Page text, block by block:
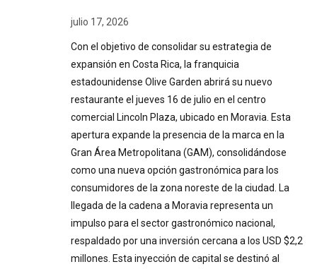
julio 17, 2026
Con el objetivo de consolidar su estrategia de
expansión en Costa Rica, la franquicia
estadounidense Olive Garden abrirá su nuevo
restaurante el jueves 16 de julio en el centro
comercial Lincoln Plaza, ubicado en Moravia. Esta
apertura expande la presencia de la marca en la
Gran Área Metropolitana (GAM), consolidándose
como una nueva opción gastronómica para los
consumidores de la zona noreste de la ciudad. La
llegada de la cadena a Moravia representa un
impulso para el sector gastronómico nacional,
respaldado por una inversión cercana a los USD $2,2
millones. Esta inyección de capital se destinó al